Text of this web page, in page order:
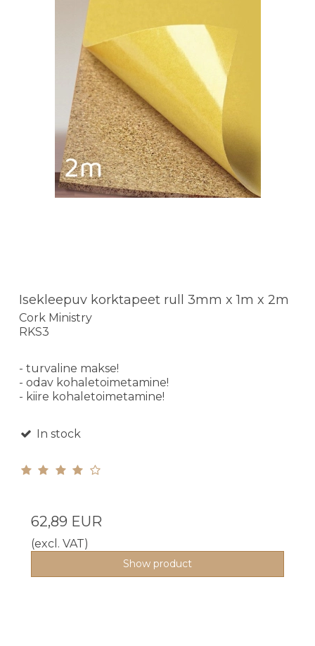
Isekleepuv korktapeet rull 3mm x 1m x 2m
Cork Ministry
RKS3
- turvaline makse!
- odav kohaletoimetamine!
- kiire kohaletoimetamine!
In stock
62,89 EUR
(excl. VAT)
Show product